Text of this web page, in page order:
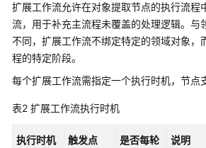
最
佳
实
践
参
扩展工作流允许在对象提取节点的执行流程
流，用于补充主流程未覆盖的处理逻辑。与
不同，扩展工作流不绑定特定的领域对象，
程的特定阶段。
每个扩展工作流需指定一个执行时机，节点
表2 扩展工作流执行时机
执行时机 触发点
是否每轮
说明